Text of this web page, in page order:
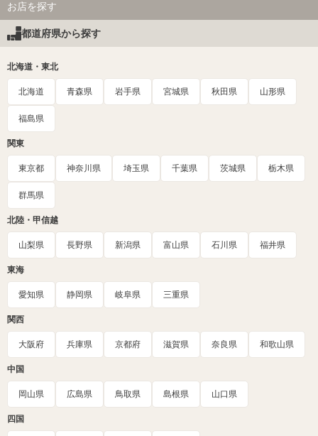
お店を探す
都道府県から探す
北海道・東北
北海道 青森県 岩手県 宮城県 秋田県 山形県
福島県
関東
東京都 神奈川県 埼玉県 千葉県 茨城県 栃木県
群馬県
北陸・甲信越
山梨県 長野県 新潟県 富山県 石川県 福井県
東海
愛知県 静岡県 岐阜県 三重県
関西
大阪府 兵庫県 京都府 滋賀県 奈良県 和歌山県
中国
岡山県 広島県 鳥取県 島根県 山口県
四国